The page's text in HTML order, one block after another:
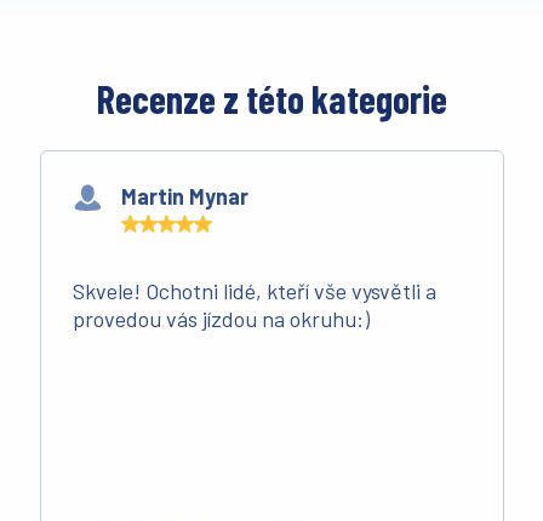
Recenze z této kategorie
Martin Mynar
Skvele! Ochotni lidé, kteří vše vysvětli a
provedou vás jízdou na okruhu:)